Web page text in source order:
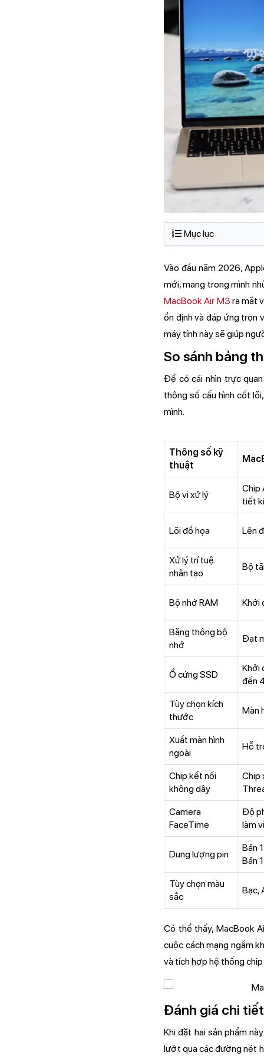
Mục lục
Vào đầu năm 2026,
mới, mang trong mình
MacBook Air M3 ra mắt
ổn định và đáp ứng trọn
máy tính này sẽ giúp
So sánh bảng
Để có cái nhìn trực
thông số cấu hình cốt
mình.
Thông số kỹ
thuật
Bộ vi xử lý
Chip
tiết
Lõi đồ họa Lên
Xử lý trí tuệ
nhân tạo
Bộ
Bộ nhớ RAM Khởi
Băng thông bộ
nhớ
Đạt
Ổ cứng SSD
Khởi
đến
Tùy chọn kích
thước
Màn
Xuất màn hình
ngoài
Hỗ
Chip kết nối
không dây
Chip
Camera
FaceTime
Độ
làm
Dung lượng pin
Bản
Bản
Tùy chọn màu
sắc
Bạc,
Có thể thấy, MacBook
cuộc cách mạng ngầm
và tích hợp hệ thống
Đánh giá chi
Khi đặt hai sản phẩm
lướt qua các đường nét